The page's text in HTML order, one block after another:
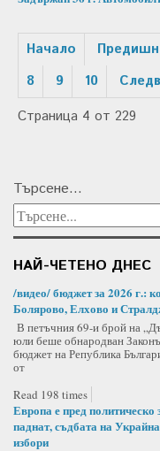
Начало
8
9 10
Страница 4 от 229
Търсене...
НАЙ-ЧЕТЕНО ДНЕС
/видео/ бюджет за 2026 г.:
Болярово, Елхово и
В петъчния 69-и брой на
юли беше обнародван
бюджет на Република
от
Read 198 times
Европа е пред
паднат, съдбата на
избори